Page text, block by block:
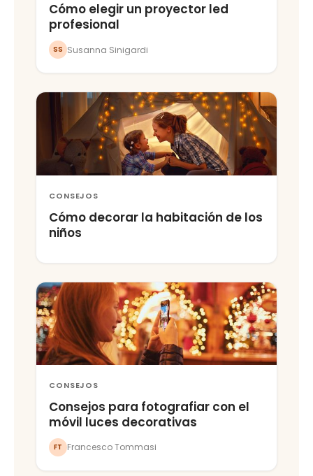
Cómo elegir un proyector led
profesional
SS Susanna Sinigardi
CONSEJOS
Cómo decorar la habitación de los
niños
CONSEJOS
Consejos para fotografiar con el
móvil luces decorativas
FT Francesco Tommasi